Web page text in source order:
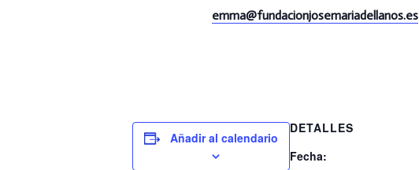
emma@fundacionjosemariadellanos.es
Añadir al calendario
DETALLES
Fecha: